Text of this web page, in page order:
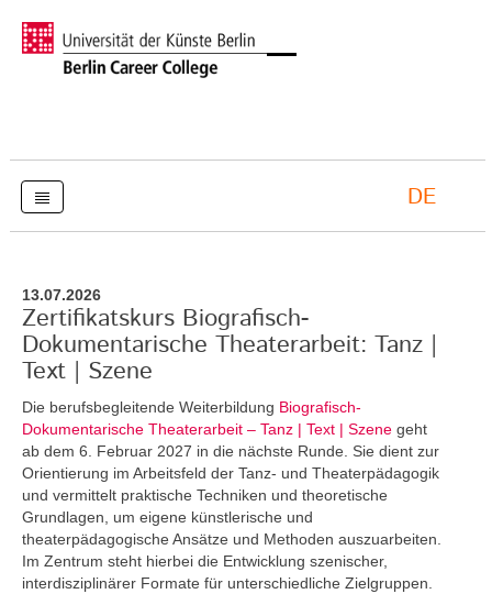
DE
13.07.2026
Zertifikatskurs Biografisch-
Dokumentarische Theaterarbeit: Tanz |
Text | Szene
Die berufsbegleitende Weiterbildung Biografisch-
Dokumentarische Theaterarbeit – Tanz | Text | Szene geht
ab dem 6. Februar 2027 in die nächste Runde. Sie dient zur
Orientierung im Arbeitsfeld der Tanz- und Theaterpädagogik
und vermittelt praktische Techniken und theoretische
Grundlagen, um eigene künstlerische und
theaterpädagogische Ansätze und Methoden auszuarbeiten.
Im Zentrum steht hierbei die Entwicklung szenischer,
interdisziplinärer Formate für unterschiedliche Zielgruppen.